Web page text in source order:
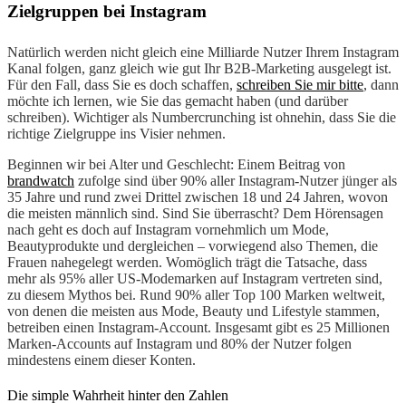
Zielgruppen bei Instagram
Natürlich werden nicht gleich eine Milliarde Nutzer Ihrem Instagram
Kanal folgen, ganz gleich wie gut Ihr B2B-Marketing ausgelegt ist.
Für den Fall, dass Sie es doch schaffen, schreiben Sie mir bitte, dann
möchte ich lernen, wie Sie das gemacht haben (und darüber
schreiben). Wichtiger als Numbercrunching ist ohnehin, dass Sie die
richtige Zielgruppe ins Visier nehmen.
Beginnen wir bei Alter und Geschlecht: Einem Beitrag von
brandwatch zufolge sind über 90% aller Instagram-Nutzer jünger als
35 Jahre und rund zwei Drittel zwischen 18 und 24 Jahren, wovon
die meisten männlich sind. Sind Sie überrascht? Dem Hörensagen
nach geht es doch auf Instagram vornehmlich um Mode,
Beautyprodukte und dergleichen – vorwiegend also Themen, die
Frauen nahegelegt werden. Womöglich trägt die Tatsache, dass
mehr als 95% aller US-Modemarken auf Instagram vertreten sind,
zu diesem Mythos bei. Rund 90% aller Top 100 Marken weltweit,
von denen die meisten aus Mode, Beauty und Lifestyle stammen,
betreiben einen Instagram-Account. Insgesamt gibt es 25 Millionen
Marken-Accounts auf Instagram und 80% der Nutzer folgen
mindestens einem dieser Konten.
Die simple Wahrheit hinter den Zahlen